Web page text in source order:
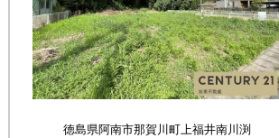
徳島県阿南市那賀川町上福井南川渕